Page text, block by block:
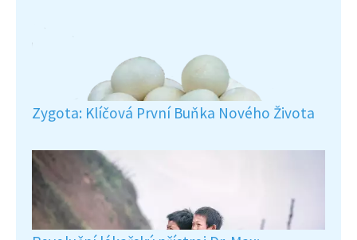
Zygota: Klíčová První Buňka Nového Života